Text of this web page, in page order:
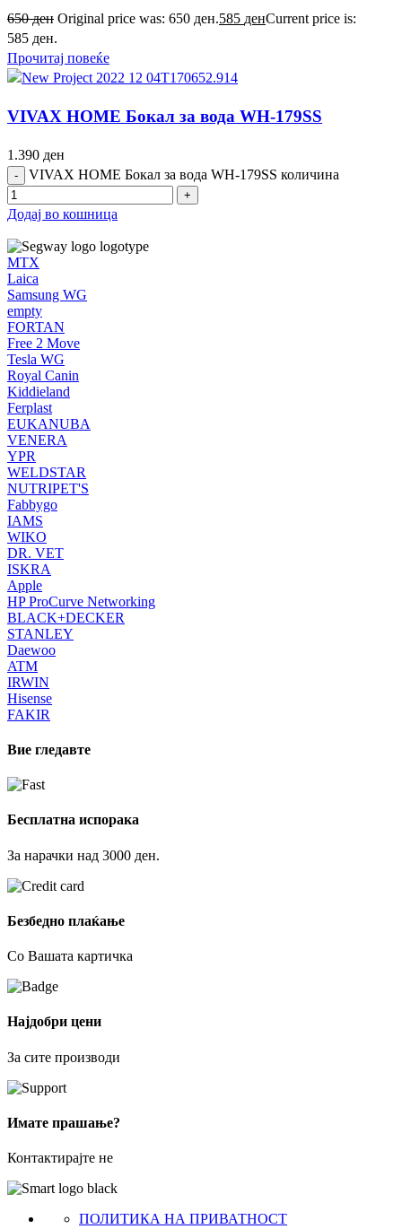
650ден Original price was: 650 ден.585 денCurrent price is:
585 ден.
Прочитај повеќе
VIVAX HOME Бокал за вода WH-179SS
1.390 ден
VIVAX HOME Бокал за вода WH-179SS количина
Додај во кошница
MTX
Laica
Samsung WG
empty
FORTAN
Free 2 Move
Tesla WG
Royal Canin
Kiddieland
Ferplast
EUKANUBA
VENERA
YPR
WELDSTAR
NUTRIPET'S
Fabbygo
IAMS
WIKO
DR. VET
ISKRA
Apple
HP ProCurve Networking
BLACK+DECKER
STANLEY
Daewoo
ATM
IRWIN
Hisense
FAKIR
Вие гледавте
Бесплатна испорака
За нарачки над 3000 ден.
Безбедно плаќање
Со Вашата картичка
Најдобри цени
За сите производи
Имате прашање?
Контактирајте не
ПОЛИТИКА НА ПРИВАТНОСТ